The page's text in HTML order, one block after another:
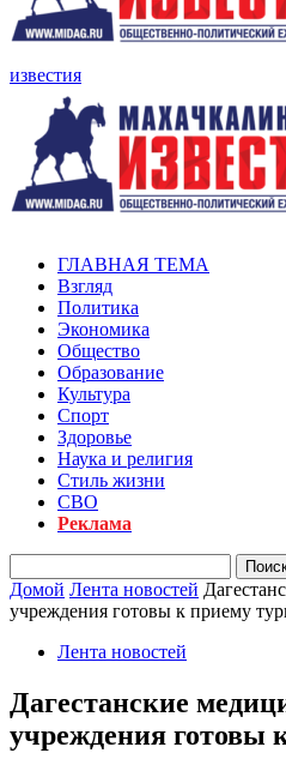
известия
ГЛАВНАЯ ТЕМА
Взгляд
Политика
Экономика
Общество
Образование
Культура
Спорт
Здоровье
Наука и религия
Стиль жизни
СВО
Реклама
Домой Лента новостей
учреждения готовы к приему
Лента новостей
Дагестанские
учреждения готовы